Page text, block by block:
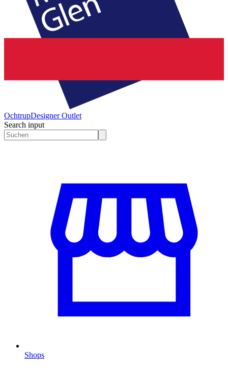
OchtrupDesigner Outlet
Search input
Shops